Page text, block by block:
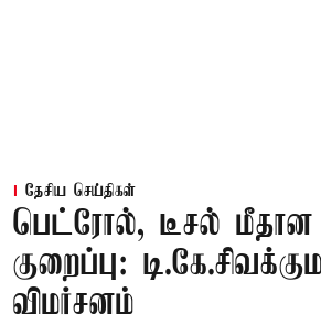
தேசிய செய்திகள்
பெட்ரோல், டீசல் மீதான
குறைப்பு:
விமர்சனம்